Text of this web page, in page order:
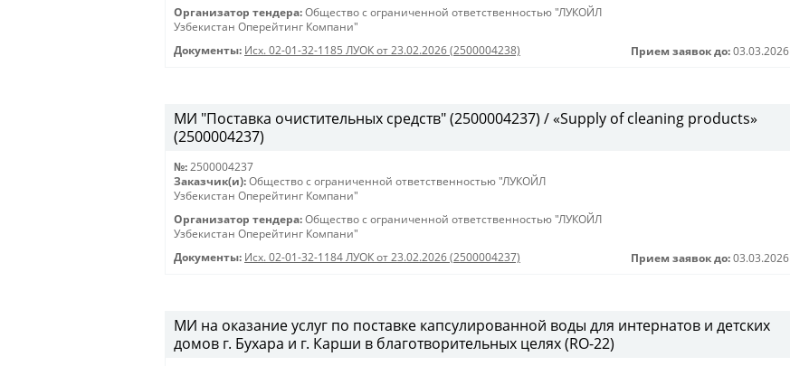
Организатор тендера: Общество с ограниченной ответственностью "ЛУКОЙЛ
Узбекистан Оперейтинг Компани"
Документы: Исх. 02-01-32-1185 ЛУОК от 23.02.2026 (2500004238) Прием заявок до: 03.03.2026
МИ "Поставка очистительных средств" (2500004237) / «Supply of cleaning products»
(2500004237)
№: 2500004237
Заказчик(и): Общество с ограниченной ответственностью "ЛУКОЙЛ
Узбекистан Оперейтинг Компани"
Организатор тендера: Общество с ограниченной ответственностью "ЛУКОЙЛ
Узбекистан Оперейтинг Компани"
Документы: Исх. 02-01-32-1184 ЛУОК от 23.02.2026 (2500004237) Прием заявок до: 03.03.2026
МИ на оказание услуг по поставке капсулированной воды для интернатов и детских
домов г. Бухара и г. Карши в благотворительных целях (RO-22)